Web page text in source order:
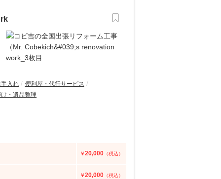
入れ
便利屋・代行サービス
・遺品整理
￥20,000 （税込）
￥20,000 （税込）